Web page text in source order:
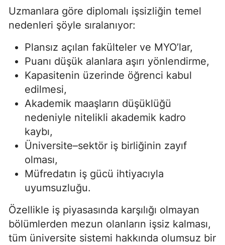
Uzmanlara göre diplomalı işsizliğin temel
nedenleri şöyle sıralanıyor:
Plansız açılan fakülteler ve MYO’lar,
Puanı düşük alanlara aşırı yönlendirme,
Kapasitenin üzerinde öğrenci kabul
edilmesi,
Akademik maaşların düşüklüğü
nedeniyle nitelikli akademik kadro
kaybı,
Üniversite–sektör iş birliğinin zayıf
olması,
Müfredatın iş gücü ihtiyacıyla
uyumsuzluğu.
Özellikle iş piyasasında karşılığı olmayan
bölümlerden mezun olanların işsiz kalması,
tüm üniversite sistemi hakkında olumsuz bir